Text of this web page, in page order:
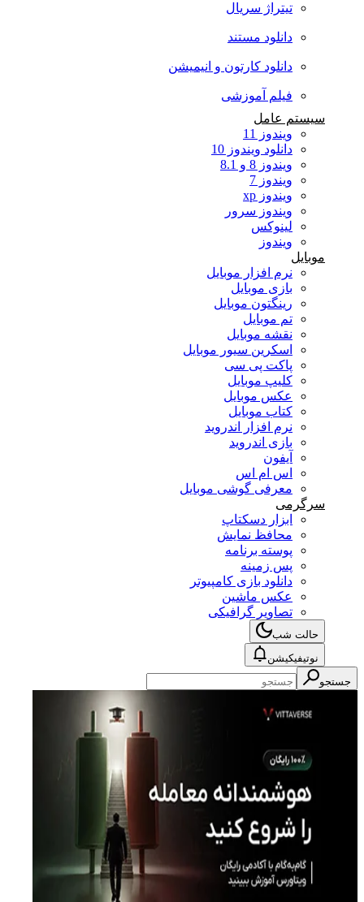
تیتراژ سریال
دانلود مستند
دانلود کارتون و انیمیشن
فیلم آموزشی
سیستم عامل
ویندوز 11
دانلود ویندوز 10
ویندوز 8 و 8.1
ویندوز 7
ویندوز xp
ویندوز سرور
لینوکس
ویندوز
موبایل
نرم افزار موبایل
بازی موبایل
رینگتون موبایل
تم موبایل
نقشه موبایل
اسکرین سیور موبایل
پاکت پی سی
کلیپ موبایل
عکس موبایل
کتاب موبایل
نرم افزار اندروید
بازی اندروید
آیفون
اس ام اس
معرفی گوشی موبایل
سرگرمی
ابزار دسکتاپ
محافظ نمایش
پوسته برنامه
پس زمینه
دانلود بازی کامپیوتر
عکس ماشین
تصاویر گرافیکی
حالت شب
نوتیفیکیشن
جستجو